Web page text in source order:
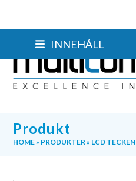
INNEHÅLL
Produkt
HOME» PRODUKTER» LCD TECKEN